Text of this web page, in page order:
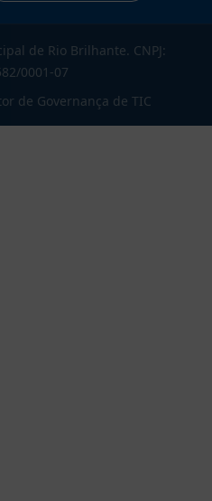
de Rio Brilhante. CNPJ:
0001-07
de Governança de TIC